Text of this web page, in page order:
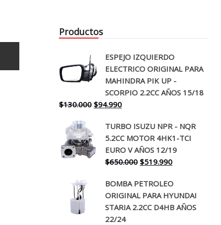
Productos
ESPEJO IZQUIERDO
ELECTRICO ORIGINAL PARA
MAHINDRA PIK UP -
SCORPIO 2.2CC AÑOS 15/18
$130.000 El
original
era:
$130.000.
$94.990El
actual
es:
$94.990.
TURBO ISUZU NPR - NQR
5.2CC MOTOR 4HK1-TCI
EURO V AÑOS 12/19
$650.000 El
original
era:
$650.000.
$519.990El
actual
es:
$519.990.
BOMBA PETROLEO
ORIGINAL PARA HYUNDAI
STARIA 2.2CC D4HB AÑOS
22/24